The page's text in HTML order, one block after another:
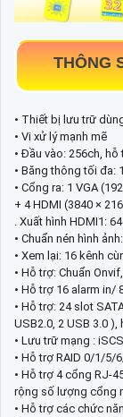
THÔNG
• Thiết bị lưu trữ
• Vi xử lý mạnh mẽ
• Đầu vào: 256ch,
• Băng thông tối
• Cổng ra: 1 VGA
+ 4 HDMI (3840 ×
. Xuất hình HDMI1:
• Chuẩn nén hình
• Xem lại: 16 kênh
• Hỗ trợ: Chuẩn
• Hỗ trợ 16 alarm in/
• Hỗ trợ: 24 slot
USB2.0, 2 USB 3.0
• Lưu trữ mạng :
• Hỗ trợ RAID 0/1/5/
• Hỗ trợ 4 cổng RJ-
rộng số lượng cổng
• Hỗ trợ các chức